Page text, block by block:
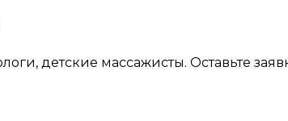
детские массажисты. Оставьте